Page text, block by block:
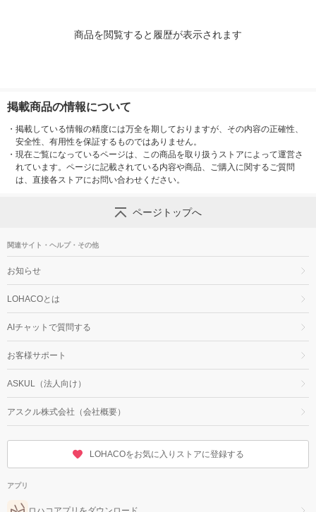
商品を閲覧すると履歴が表示されます
掲載商品の情報について
・ 掲載している情報の精度には万全を期しておりますが、その内容の正確性、
安全性、有用性を保証するものではありません。
・ 現在ご覧になっているページは、この商品を取り扱うストアによって運営さ
れています。ページに記載されている内容や商品、ご購入に関するご質問
は、直接各ストアにお問い合わせください。
ページトップへ
関連サイト・ヘルプ・その他
お知らせ
LOHACOとは
AIチャットで質問する
お客様サポート
ASKUL（法人向け）
アスクル株式会社（会社概要）
LOHACOをお気に入りストアに登録する
アプリ